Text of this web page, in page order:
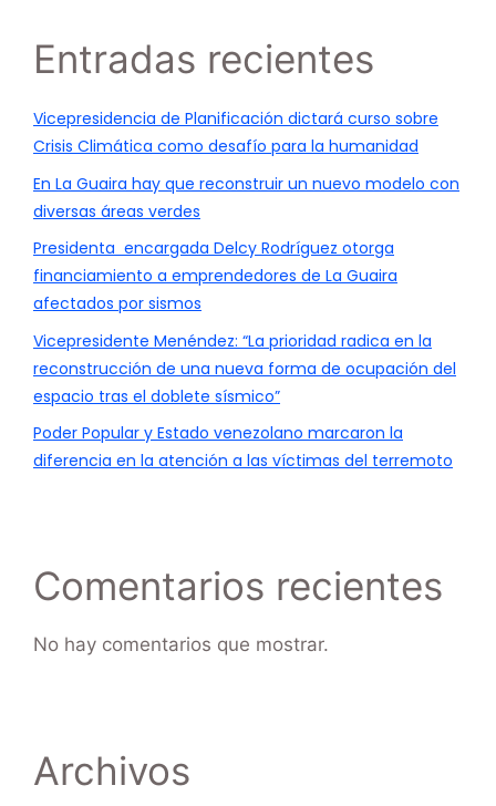
Entradas recientes
Vicepresidencia de Planificación dictará curso sobre
Crisis Climática como desafío para la humanidad
En La Guaira hay que reconstruir un nuevo modelo con
diversas áreas verdes
Presidenta encargada Delcy Rodríguez otorga
financiamiento a emprendedores de La Guaira
afectados por sismos
Vicepresidente Menéndez: “La prioridad radica en la
reconstrucción de una nueva forma de ocupación del
espacio tras el doblete sísmico”
Poder Popular y Estado venezolano marcaron la
diferencia en la atención a las víctimas del terremoto
Comentarios recientes
No hay comentarios que mostrar.
Archivos